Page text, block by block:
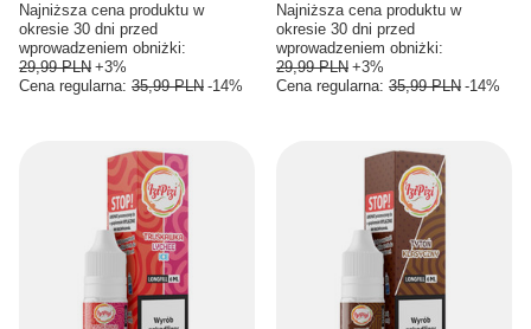
Najniższa cena produktu w
okresie 30 dni przed
wprowadzeniem obniżki:
29,99 PLN +3%
Cena regularna: 35,99 PLN -14%
Najniższa cena produktu w
okresie 30 dni przed
wprowadzeniem obniżki:
29,99 PLN +3%
Cena regularna: 35,99 PLN -14%